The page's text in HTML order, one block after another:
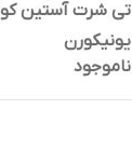
تی شرت آستین
یونیکورن
ناموجود